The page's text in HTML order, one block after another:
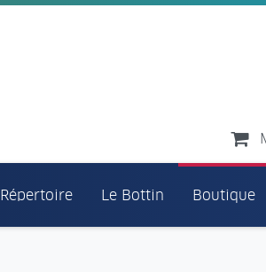
Le Bottin Boutique